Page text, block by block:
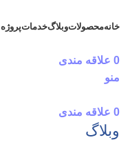
خانهمحصولاتوبلاگخدمات
0 علاقه مندی
منو
0 علاقه مندی
وبلاگ